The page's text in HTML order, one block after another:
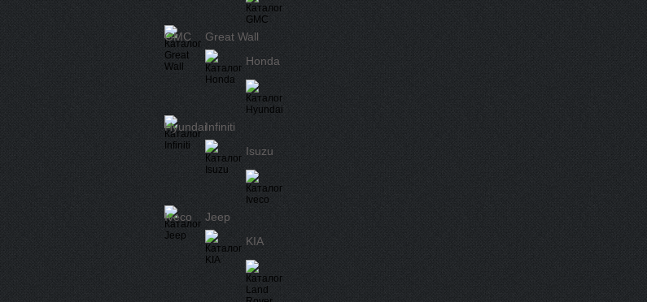
GMC
Great Wall
Honda
HyundaiInfiniti
Isuzu
Iveco
Jeep
KIA